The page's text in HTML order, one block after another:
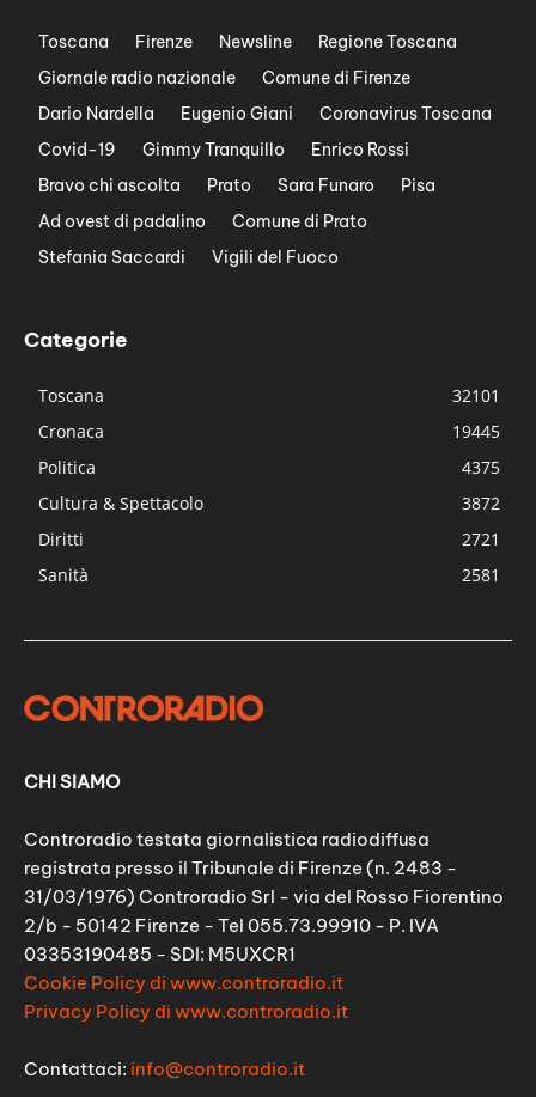
Toscana Firenze Newsline
Regione Toscana
Giornale radio nazionale
Comune di Firenze
Dario Nardella
Eugenio Giani
Coronavirus Toscana
Covid-19
Gimmy Tranquillo
Enrico Rossi
Bravo chi ascolta
Prato Sara Funaro
Pisa
Ad ovest di padalino
Comune di Prato
Stefania Saccardi
Vigili del Fuoco
Categorie
Toscana
32101
Cronaca
19445
Politica
4375
Cultura & Spettacolo
3872
Diritti
2721
Sanità
2581
CHI SIAMO
Controradio testata giornalistica radiodiffusa
registrata presso il Tribunale di Firenze (n. 2483 -
31/03/1976) Controradio Srl - via del Rosso Fiorentino
2/b - 50142 Firenze - Tel 055.73.99910 - P. IVA
03353190485 - SDI: M5UXCR1
Cookie Policy di www.controradio.it
Privacy Policy di www.controradio.it
Contattaci: info@controradio.it